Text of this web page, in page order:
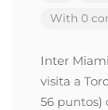
With 0
Inter
visita a
56 puntos)